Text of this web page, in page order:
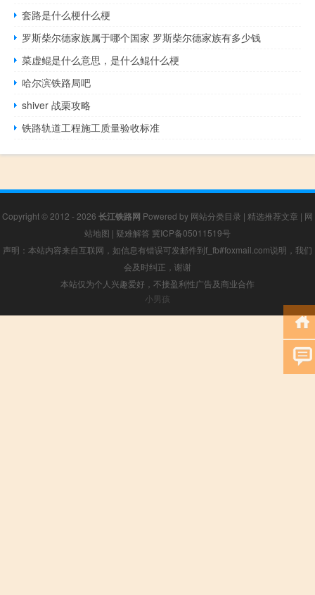
套路是什么梗什么梗
罗斯柴尔德家族属于哪个国家 罗斯柴尔德家族有多少钱
菜虚鲲是什么意思，是什么鲲什么梗
哈尔滨铁路局吧
shiver 战栗攻略
铁路轨道工程施工质量验收标准
Copyright © 2012 - 2026 长江铁路网 Powered by 网站分类目录 | 精选推荐文章 | 网
站地图 | 疑难解答 冀ICP备05011519号
声明：本站内容来自互联网，如信息有错误可发邮件到f_fb#foxmail.com说明，我们
会及时纠正，谢谢
本站仅为个人兴趣爱好，不接盈利性广告及商业合作
小男孩